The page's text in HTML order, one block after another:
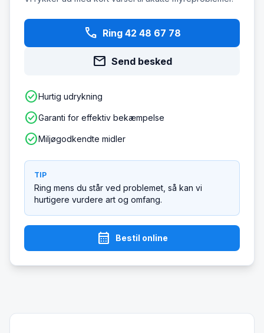
phone Ring 42 48 67 78
mail Send besked
check_circleHurtig udrykning
check_circleGaranti for effektiv bekæmpelse
check_circleMiljøgodkendte midler
TIP
Ring mens du står ved problemet, så kan vi
hurtigere vurdere art og omfang.
calendar_month Bestil online